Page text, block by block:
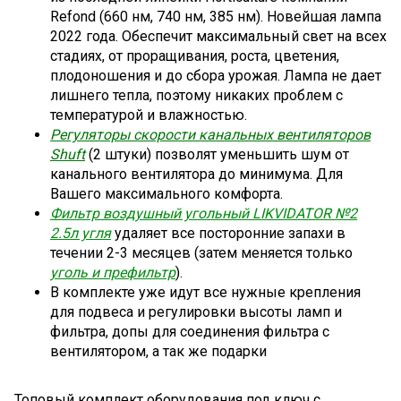
Refond (660 нм, 740 нм, 385 нм). Новейшая лампа
2022 года. Обеспечит максимальный свет на всех
стадиях, от проращивания, роста, цветения,
плодоношения и до сбора урожая. Лампа не дает
лишнего тепла, поэтому никаких проблем с
температурой и влажностью.
Регуляторы скорости канальных вентиляторов
Shuft (2 штуки) позволят уменьшить шум от
канального вентилятора до минимума. Для
Вашего максимального комфорта.
Фильтр воздушный угольный LIKVIDATOR №2
2.5л угляудаляет все посторонние запахи в
течении 2-3 месяцев (затем меняется только
уголь и префильтр).
В комплекте уже идут все нужные крепления
для подвеса и регулировки высоты ламп и
фильтра, допы для соединения фильтра с
вентилятором, а так же подарки